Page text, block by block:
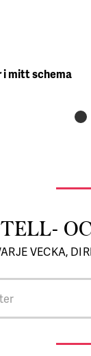
i mitt schema
VECKA,